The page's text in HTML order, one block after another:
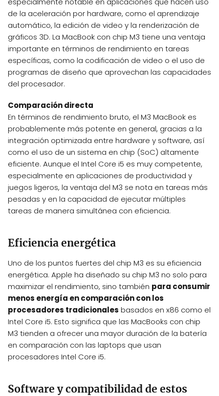
de la aceleración por hardware, como el aprendizaje
automático, la edición de video y la renderización de
gráficos 3D. La MacBook con chip M3 tiene una ventaja
importante en términos de rendimiento en tareas
específicas, como la codificación de video o el uso de
programas de diseño que aprovechan las capacidades
del procesador.
Comparación directa
En términos de rendimiento bruto, el M3 MacBook es
probablemente más potente en general, gracias a la
integración optimizada entre hardware y software, así
como el uso de un sistema en chip (SoC) altamente
eficiente. Aunque el Intel Core i5 es muy competente,
especialmente en aplicaciones de productividad y
juegos ligeros, la ventaja del M3 se nota en tareas más
pesadas y en la capacidad de ejecutar múltiples
tareas de manera simultánea con eficiencia.
Eficiencia energética
Uno de los puntos fuertes del chip M3 es su eficiencia
energética. Apple ha diseñado su chip M3 no solo para
maximizar el rendimiento, sino también para consumir
menos energía en comparación con los
procesadores tradicionales basados en x86 como el
Intel Core i5. Esto significa que las MacBooks con chip
M3 tienden a ofrecer una mayor duración de la batería
en comparación con las laptops que usan
procesadores Intel Core i5.
Software y compatibilidad de estos